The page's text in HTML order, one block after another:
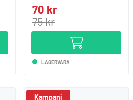
70 kr
75 kr
LAGERVARA
Kampanj